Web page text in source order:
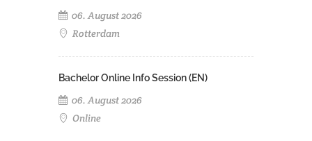
06. August 2026
Rotterdam
Bachelor Online Info Session (EN)
06. August 2026
Online